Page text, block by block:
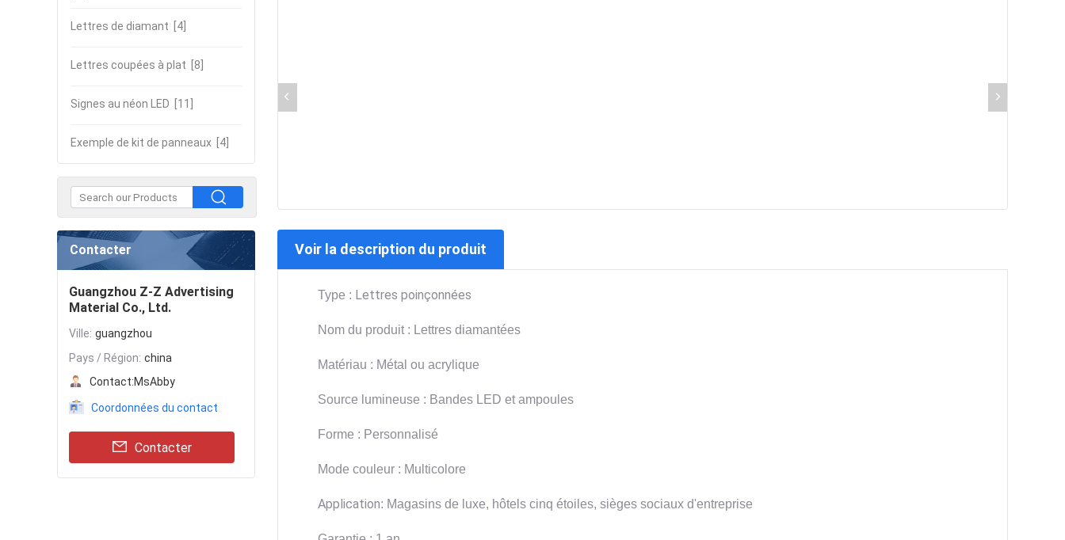
Lettres de diamant [4]
Lettres coupées à plat [8]
Signes au néon LED [11]
Exemple de kit de panneaux [4]
Contacter
Guangzhou Z-Z Advertising
Material Co., Ltd.
Ville: guangzhou
Pays / Région: china
Contact:MsAbby
Coordonnées du contact
Contacter
Voir la description du produit
Type : Lettres poinçonnées
Nom du produit : Lettres diamantées
Matériau : Métal ou acrylique
Source lumineuse : Bandes LED et ampoules
Forme : Personnalisé
Mode couleur : Multicolore
Application: Magasins de luxe, hôtels cinq étoiles, sièges sociaux d'entreprise